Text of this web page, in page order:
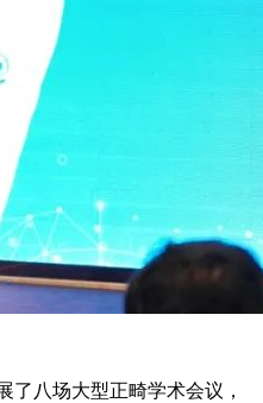
了八场大型正畸学术会议，